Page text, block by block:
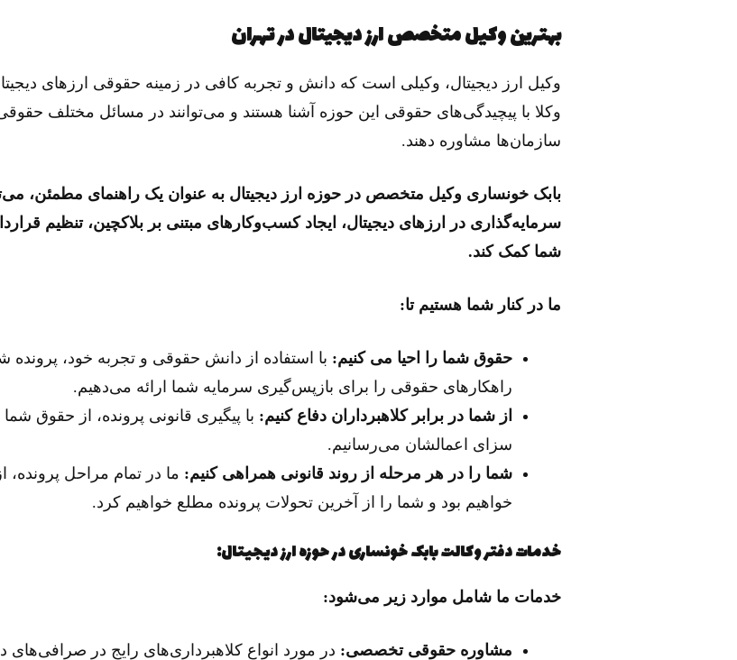
بهترین وکیل متخصص ارز دیجیتال در تهران
وکیل ارز دیجیتال، وکیلی است که دانش و تجربه کافی در زمینه حقوقی ارزهای
وکلا با پیچیدگی‌های حقوقی این حوزه آشنا هستند و می‌توانند در مسائل مختلف حقوقی
سازمان‌ها مشاوره دهند.
بابک خونساری وکیل متخصص در حوزه ارز دیجیتال به عنوان یک راهنمای مطمئن،
سرمایه‌گذاری در ارزهای دیجیتال، ایجاد کسب‌وکارهای مبتنی بر بلاکچین، تنظیم
شما کمک کند.
ما در کنار شما هستیم تا:
حقوق شما را احیا می کنیم: با استفاده از دانش حقوقی و تجربه خود،
راهکارهای حقوقی را برای بازپس‌گیری سرمایه شما ارائه می‌دهیم.
از شما در برابر کلاهبرداران دفاع کنیم: با پیگیری قانونی پرونده، از حقوق
سزای اعمالشان می‌رسانیم.
شما را در هر مرحله از روند قانونی همراهی کنیم: ما در تمام مراحل پرونده،
خواهیم بود و شما را از آخرین تحولات پرونده مطلع خواهیم کرد.
خدمات دفتر وکالت بابک خونساری در حوزه ارز دیجیتال:
خدمات ما شامل موارد زیر می‌شود:
مشاوره حقوقی تخصصی: در مورد انواع کلاهبرداری‌های رایج در